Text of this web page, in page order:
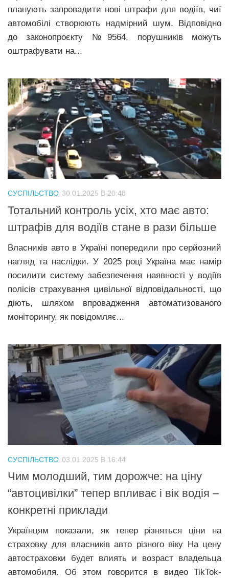
планують запровадити нові штрафи для водіїв, чиї
автомобілі створюють надмірний шум. Відповідно
до законопроєкту №9564, порушників можуть
оштрафувати на...
СУСПІЛЬСТВО 30.01.2025 В 20:48
Тотальний контроль усіх, хто має авто:
штрафів для водіїв стане в рази більше
Власників авто в Україні попередили про серйозний
нагляд та наслідки. У 2025 році Україна має намір
посилити систему забезпечення наявності у водіїв
полісів страхування цивільної відповідальності, що
діють, шляхом впровадження автоматизованого
моніторингу, як повідомляє...
СУСПІЛЬСТВО 03.01.2025 В 16:44
Чим молодший, тим дорожче: на ціну
“автоцивілки” тепер впливає і вік водія –
конкретні приклади
Українцям показали, як тепер різняться ціни на
страховку для власників авто різного віку На цену
автостраховки будет влиять и возраст владельца
автомобиля. Об этом говорится в видео TikTok-